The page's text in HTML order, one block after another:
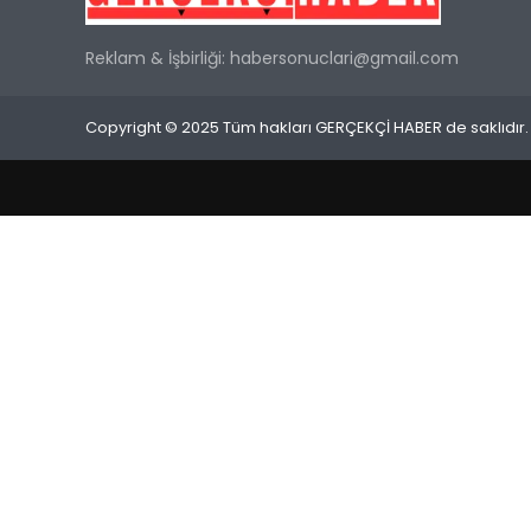
Reklam & İşbirliği: habersonuclari@gmail.com
Copyright © 2025 Tüm hakları GERÇEKÇİ HABER de saklıdır.